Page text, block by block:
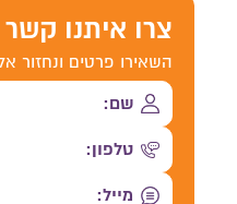
צרו איתנו קשר
השאירו פרטים ונחזור